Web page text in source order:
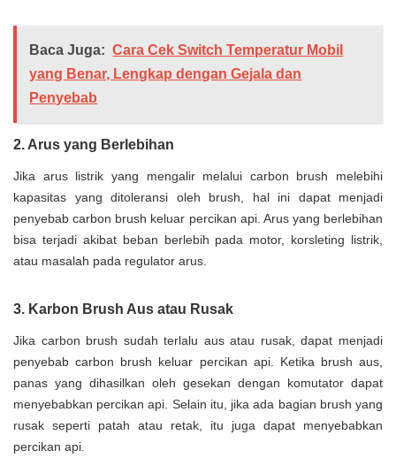
Baca Juga: Cara Cek Switch Temperatur Mobil
yang Benar, Lengkap dengan Gejala dan
Penyebab
2. Arus yang Berlebihan
Jika arus listrik yang mengalir melalui carbon brush melebihi
kapasitas yang ditoleransi oleh brush, hal ini dapat menjadi
penyebab carbon brush keluar percikan api. Arus yang berlebihan
bisa terjadi akibat beban berlebih pada motor, korsleting listrik,
atau masalah pada regulator arus.
3. Karbon Brush Aus atau Rusak
Jika carbon brush sudah terlalu aus atau rusak, dapat menjadi
penyebab carbon brush keluar percikan api. Ketika brush aus,
panas yang dihasilkan oleh gesekan dengan komutator dapat
menyebabkan percikan api. Selain itu, jika ada bagian brush yang
rusak seperti patah atau retak, itu juga dapat menyebabkan
percikan api.